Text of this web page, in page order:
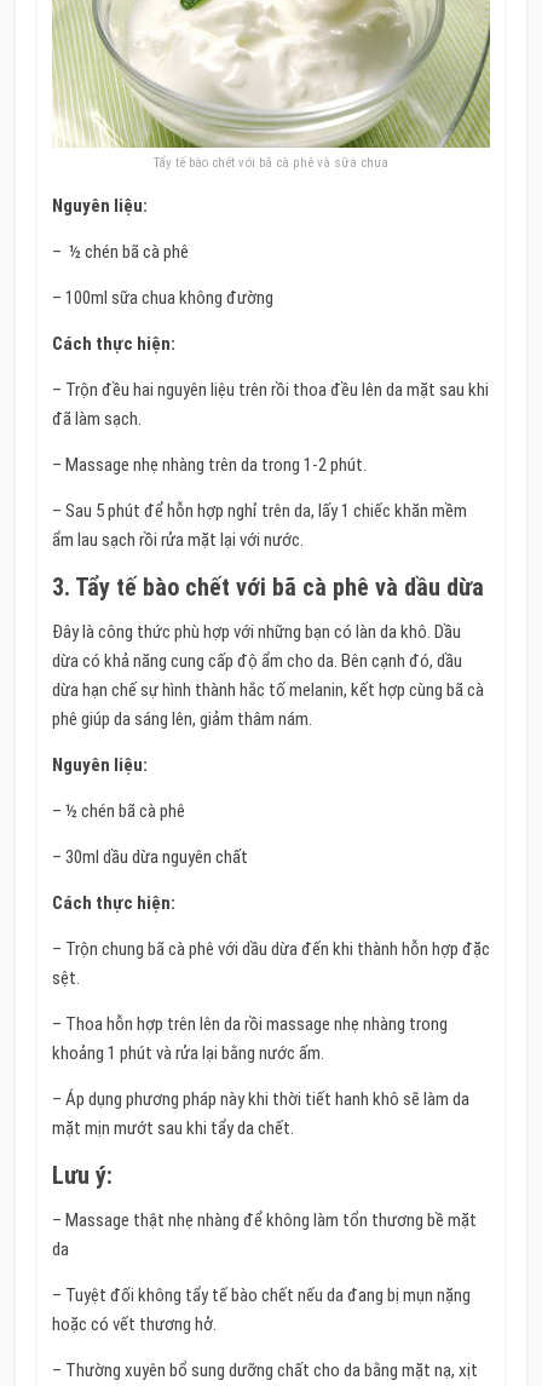
Tẩy tế bào chết với bã cà phê và sữa chua
Nguyên liệu:
– ½ chén bã cà phê
– 100ml sữa chua không đường
Cách thực hiện:
– Trộn đều hai nguyên liệu trên rồi thoa đều lên da mặt sau khi
đã làm sạch.
– Massage nhẹ nhàng trên da trong 1-2 phút.
– Sau 5 phút để hỗn hợp nghỉ trên da, lấy 1 chiếc khăn mềm
ẩm lau sạch rồi rửa mặt lại với nước.
3. Tẩy tế bào chết với bã cà phê và dầu dừa
Đây là công thức phù hợp với những bạn có làn da khô. Dầu
dừa có khả năng cung cấp độ ẩm cho da. Bên cạnh đó, dầu
dừa hạn chế sự hình thành hắc tố melanin, kết hợp cùng bã cà
phê giúp da sáng lên, giảm thâm nám.
Nguyên liệu:
– ½ chén bã cà phê
– 30ml dầu dừa nguyên chất
Cách thực hiện:
– Trộn chung bã cà phê với dầu dừa đến khi thành hỗn hợp đặc
sệt.
– Thoa hỗn hợp trên lên da rồi massage nhẹ nhàng trong
khoảng 1 phút và rửa lại bằng nước ấm.
– Áp dụng phương pháp này khi thời tiết hanh khô sẽ làm da
mặt mịn mướt sau khi tẩy da chết.
Lưu ý:
– Massage thật nhẹ nhàng để không làm tổn thương bề mặt
da
– Tuyệt đối không tẩy tế bào chết nếu da đang bị mụn nặng
hoặc có vết thương hở.
– Thường xuyên bổ sung dưỡng chất cho da bằng mặt nạ, xịt